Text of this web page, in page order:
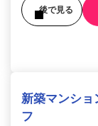
後で見る
新築マンショ
フ